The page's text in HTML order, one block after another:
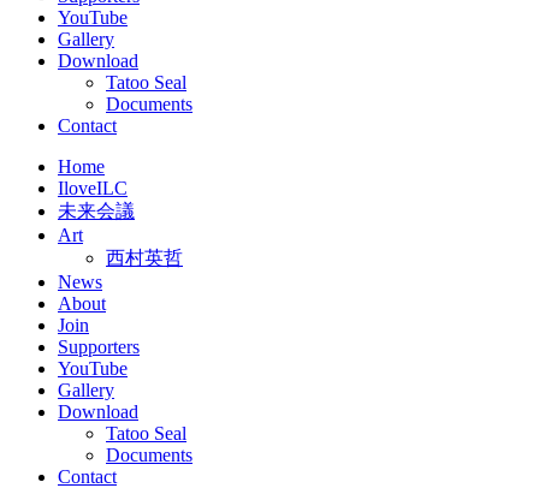
YouTube
Gallery
Download
Tatoo Seal
Documents
Contact
Home
IloveILC
未来会議
Art
西村英哲
News
About
Join
Supporters
YouTube
Gallery
Download
Tatoo Seal
Documents
Contact